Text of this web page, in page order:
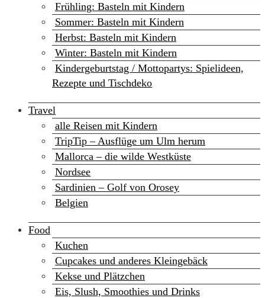
Frühling: Basteln mit Kindern
Sommer: Basteln mit Kindern
Herbst: Basteln mit Kindern
Winter: Basteln mit Kindern
Kindergeburtstag / Mottopartys: Spielideen,
Rezepte und Tischdeko
Travel
alle Reisen mit Kindern
TripTip – Ausflüge um Ulm herum
Mallorca – die wilde Westküste
Nordsee
Sardinien – Golf von Orosey
Belgien
Food
Kuchen
Cupcakes und anderes Kleingebäck
Kekse und Plätzchen
Eis, Slush, Smoothies und Drinks